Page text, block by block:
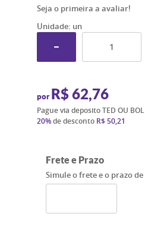
Seja o primeira a avaliar!
Unidade: un
por R$ 62,76
Pague via deposito TED OU
20%de desconto R$ 50,21
Frete e Prazo
Simule o frete e o prazo